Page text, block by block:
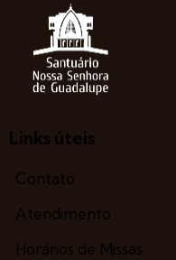
Links úteis
Contato
Atendimento
Horários de Missas